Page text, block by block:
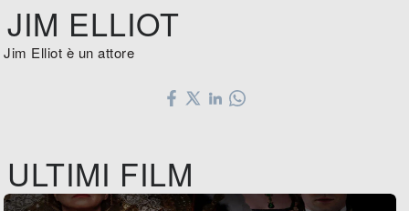
JIM ELLIOT
Jim Elliot è un attore
ULTIMI FILM